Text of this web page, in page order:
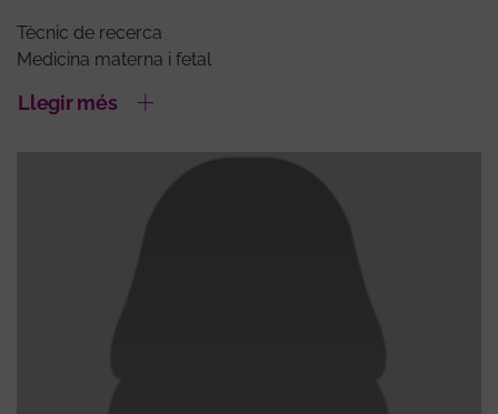
Tècnic de recerca
Medicina materna i fetal
Llegir més